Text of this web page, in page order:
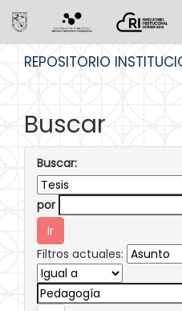
REPOSITORIO
Buscar
Buscar:
por
Filtros actuales: